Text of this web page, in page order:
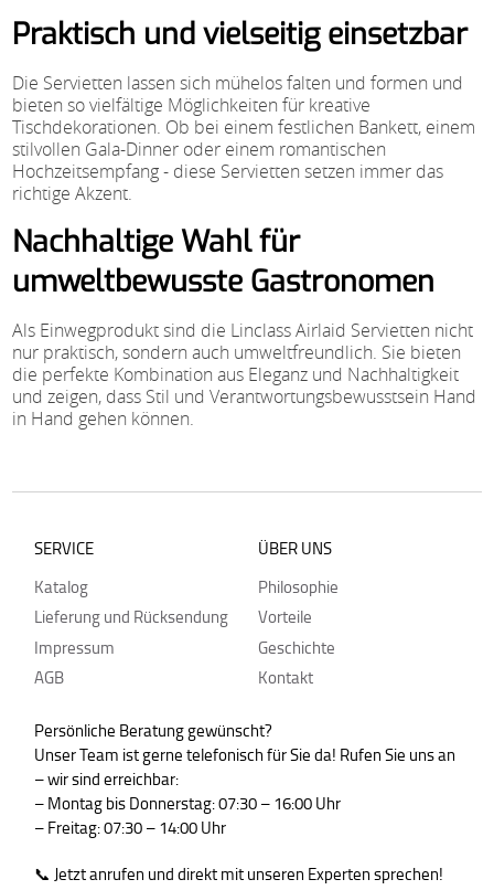
Praktisch und vielseitig einsetzbar
Die Servietten lassen sich mühelos falten und formen und
bieten so vielfältige Möglichkeiten für kreative
Tischdekorationen. Ob bei einem festlichen Bankett, einem
stilvollen Gala-Dinner oder einem romantischen
Hochzeitsempfang - diese Servietten setzen immer das
richtige Akzent.
Nachhaltige Wahl für
umweltbewusste Gastronomen
Als Einwegprodukt sind die Linclass Airlaid Servietten nicht
nur praktisch, sondern auch umweltfreundlich. Sie bieten
die perfekte Kombination aus Eleganz und Nachhaltigkeit
und zeigen, dass Stil und Verantwortungsbewusstsein Hand
in Hand gehen können.
SERVICE
Katalog
Lieferung und Rücksendung
Impressum
AGB
ÜBER UNS
Philosophie
Vorteile
Geschichte
Kontakt
Persönliche Beratung gewünscht?
Unser Team ist gerne telefonisch für Sie da! Rufen Sie uns an
– wir sind erreichbar:
– Montag bis Donnerstag: 07:30 – 16:00 Uhr
– Freitag: 07:30 – 14:00 Uhr
📞 Jetzt anrufen und direkt mit unseren Experten sprechen!